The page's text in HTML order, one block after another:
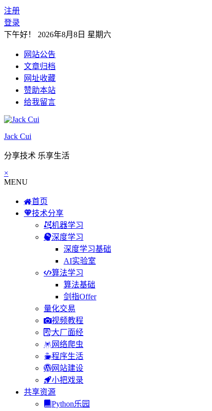
注册
登录
下午好！ 2026年8月8日 星期六
网站公告
文章归档
网址收藏
赞助本站
给我留言
Jack Cui
分享技术 乐享生活
×
MENU
首页
技术分享
机器学习
深度学习
深度学习基础
AI实验室
算法学习
算法基础
剑指Offer
量化交易
视频教程
大厂面经
网络爬虫
程序生活
网站建设
小把戏录
共享资源
Python乐园